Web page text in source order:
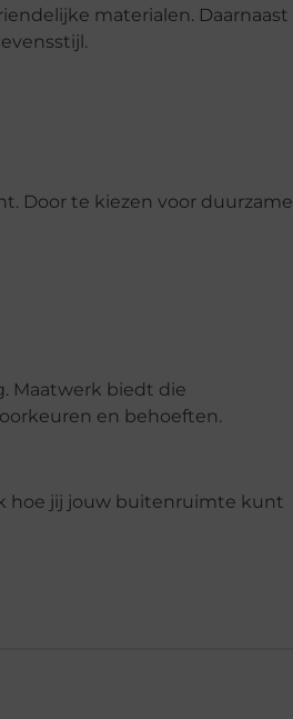
materialen. Daarnaast
Door te kiezen voor duurzame
Maatwerk biedt die
en behoeften.
hoe jij jouw buitenruimte kunt